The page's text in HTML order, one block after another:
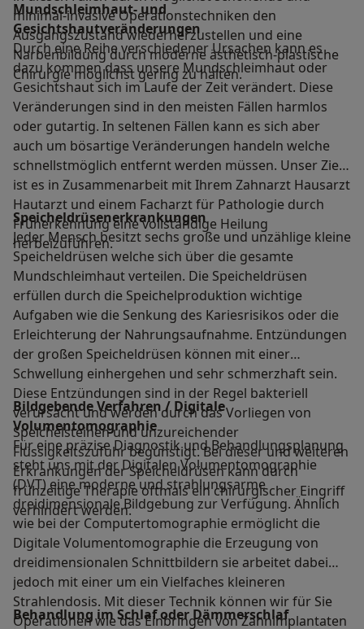
minimal-invasive Operationstechniken den
Ausgangszustand wiederherzustellen und eine
Narbenbildung durch moderne ästhetisch-plastische
Chirurgie möglichst gering zu halten.
Mundschleimhaut- und
Gesichtshautveränderungen
Durch eine Reihe verschiedener Ursachen kann es
dazu kommen dass unsere Mundschleimhaut oder
Gesichtshaut sich im Laufe der Zeit verändert. Diese
Veränderungen sind in den meisten Fällen harmlos
oder gutartig. In seltenen Fällen kann es sich aber
auch um bösartige Veränderungen handeln welche
schnellstmöglich entfernt werden müssen. Unser Ziel
ist es in Zusammenarbeit mit Ihrem Zahnarzt Hausarzt
Hautarzt und einem Facharzt für Pathologie durch
Früherkennung eine vollständige Heilung
herbeizuführen.
Speicheldrüsenerkrankungen
Jeder Mensch besitzt sechs große und unzählige kleine
Speicheldrüsen welche sich über die gesamte
Mundschleimhaut verteilen. Die Speicheldrüsen
erfüllen durch die Speichelproduktion wichtige
Aufgaben wie die Senkung des Kariesrisikos oder die
Erleichterung der Nahrungsaufnahme. Entzündungen
der großen Speicheldrüsen können mit einer
Schwellung einhergehen und sehr schmerzhaft sein.
Diese Entzündungen sind in der Regel bakteriell
verursacht und werden durch das Vorliegen von
Speichelsteinen und unzureichender
Flüssigkeitszufuhr begünstigt. Bei dieser und weiteren
Erkrankungen der Speicheldrüsen kann durch
frühzeitige Therapie oftmals ein chirurgischer Eingriff
verhindert werden.
Bildgebende Verfahren / Digitale
Volumentomographie
Für eine präzise Diagnostik und Behandlungsplanung
steht uns mit der Digitalen Volumentomographie
(DVT) eine moderne und strahlungsarme
dreidimensionale Bildgebung zur Verfügung. Ähnlich
wie bei der Computertomographie ermöglicht die
Digitale Volumentomographie die Erzeugung von
dreidimensionalen Schnittbildern sie arbeitet dabei
jedoch mit einer um ein Vielfaches kleineren
Strahlendosis. Mit dieser Technik können wir für Sie
Operationen wie das Einbringen von Zahnimplantaten
Behandlung im Schlaf oder Dämmerschlaf